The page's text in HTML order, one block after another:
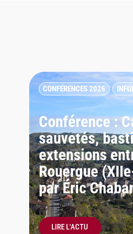
CONFÉRENCES 2026
Conférence :
sauvetés,
extensions
Rouergue
par Éric
LIRE L'ACTU